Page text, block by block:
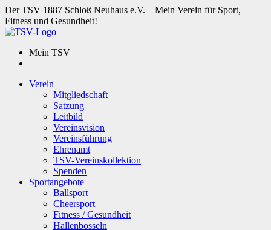
Der TSV 1887 Schloß Neuhaus e.V. – Mein Verein für Sport,
Fitness und Gesundheit!
Mein TSV
Verein
Mitgliedschaft
Satzung
Leitbild
Vereinsvision
Vereinsführung
Ehrenamt
TSV-Vereinskollektion
Spenden
Sportangebote
Ballsport
Cheersport
Fitness / Gesundheit
Hallenbosseln